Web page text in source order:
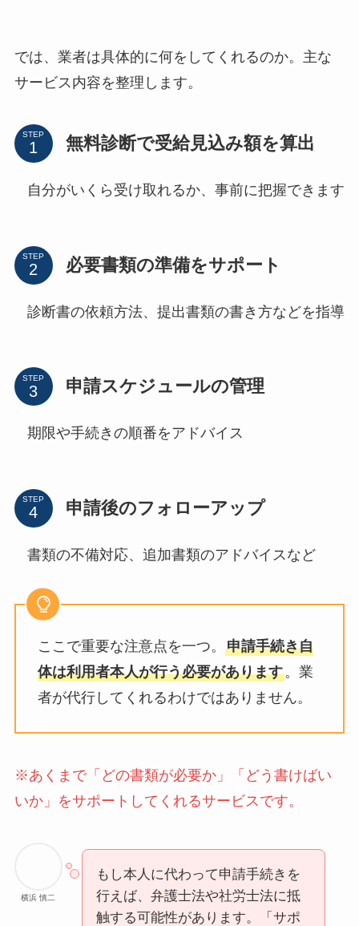
では、業者は具体的に何をしてくれるのか。主な
サービス内容を整理します。
STEP 無料診断で受給見込み額を算出
自分がいくら受け取れるか、事前に把握できます
STEP 必要書類の準備をサポート
診断書の依頼方法、提出書類の書き方などを指導
STEP 申請スケジュールの管理
期限や手続きの順番をアドバイス
STEP 申請後のフォローアップ
書類の不備対応、追加書類のアドバイスなど
ここで重要な注意点を一つ。 申請手続き自
体は利用者本人が行う必要があります。業
者が代行してくれるわけではありません。
※あくまで「どの書類が必要か」「どう書けばい
いか」をサポートしてくれるサービスです。
横浜 慎二
もし本人に代わって申請手続きを
行えば、弁護士法や社労士法に抵
触する可能性があります。「サポ